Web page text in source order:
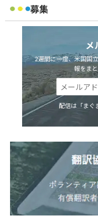
募集
メ
2週間に一度、米国国
報をま
配信は「まぐ